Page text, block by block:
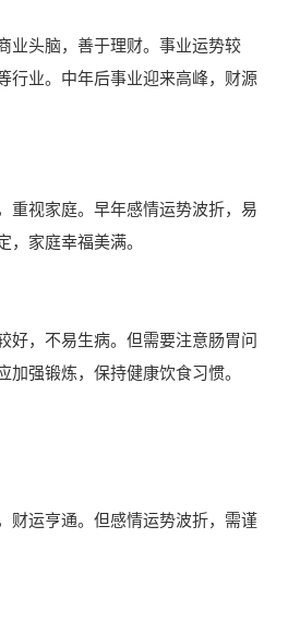
业头脑，善于理财。事业运势较
行业。中年后事业迎来高峰，财源
重视家庭。早年感情运势波折，易
，家庭幸福美满。
好，不易生病。但需要注意肠胃问
加强锻炼，保持健康饮食习惯。
财运亨通。但感情运势波折，需谨